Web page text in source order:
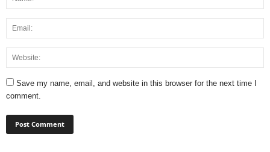
Save my name, email, and website in this browser for the next time I
comment.